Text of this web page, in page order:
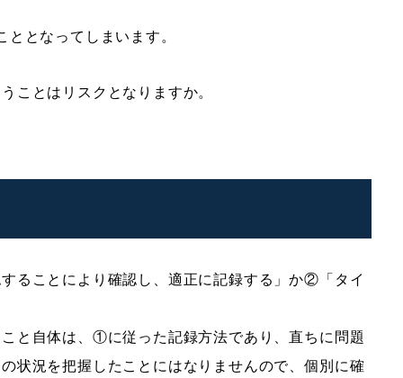
となってしまいます。
ことはリスクとなりますか。
ることにより確認し、適正に記録する」か②「タイ
と自体は、①に従った記録方法であり、直ちに問題
状況を把握したことにはなりませんので、個別に確